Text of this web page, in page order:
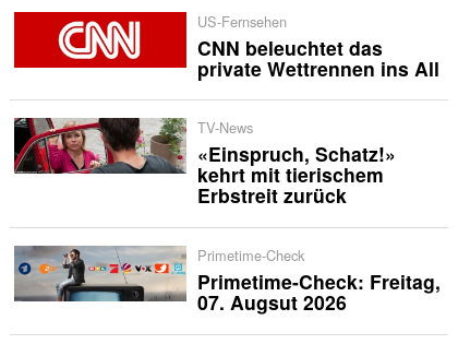
US-Fernsehen
CNN beleuchtet das
private Wettrennen ins All
TV-News
«Einspruch, Schatz!»
kehrt mit tierischem
Erbstreit zurück
Primetime-Check
Primetime-Check: Freitag,
07. Augsut 2026